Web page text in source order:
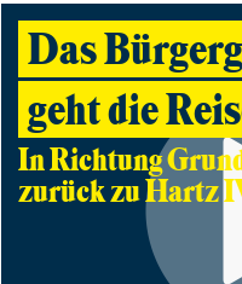
Das
geht die
In Richtung
zurück zu Hartz